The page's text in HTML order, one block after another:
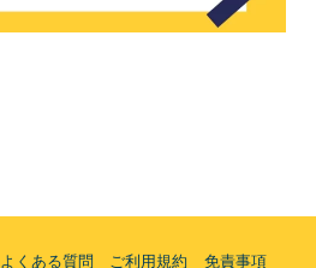
よくある質問 ご利用規約 免責事項